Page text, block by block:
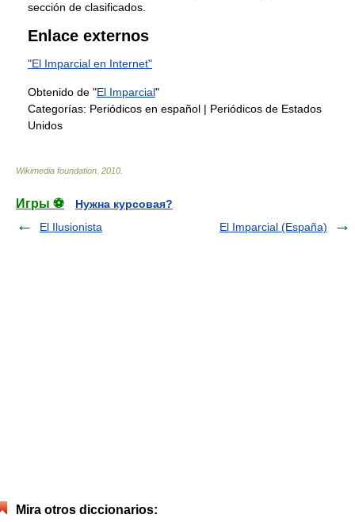
sección de clasificados.
Enlace externos
"El Imparcial en Internet"
Obtenido de "El Imparcial"
Categorías: Periódicos en español | Periódicos de Estados
Unidos
Wikimedia foundation 2010
Игры ⚽
Нужна курсовая?
El Ilusionista
El Imparcial (España)
Mira otros diccionarios: